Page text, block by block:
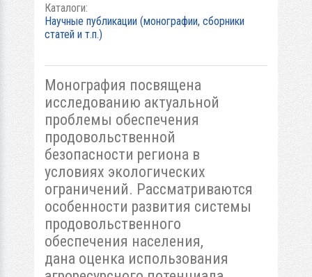
Каталоги:
Научные публикации (монографии, сборники
статей и т.п.)
Монография посвящена
исследованию актуальной
проблемы обеспечения
продовольственной
безопасности региона в
условиях экологических
ограничений. Рассматриваются
особенности развития системы
продовольственного
обеспечения населения,
дана оценка использования